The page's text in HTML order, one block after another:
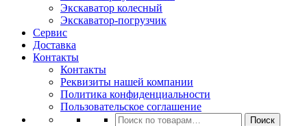
Экскаватор колесный
Экскаватор-погрузчик
Сервис
Доставка
Контакты
Контакты
Реквизиты нашей компании
Политика конфиденциальности
Пользовательское соглашение
Искать:
Поиск